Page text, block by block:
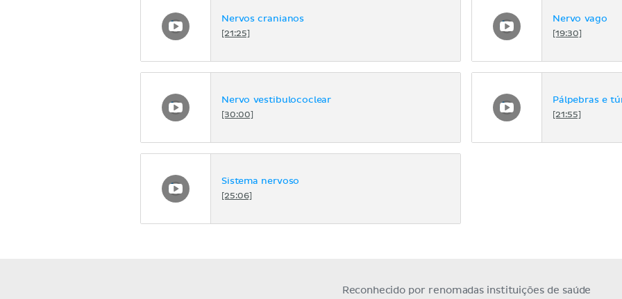
Nervos cranianos
[21:25]
Nervo vago
[19:30]
Nervo vestibulococlear
[30:00]
Pálpebras e
[21:55]
Sistema nervoso
[25:06]
Reconhecido por renomadas instituições de saúde